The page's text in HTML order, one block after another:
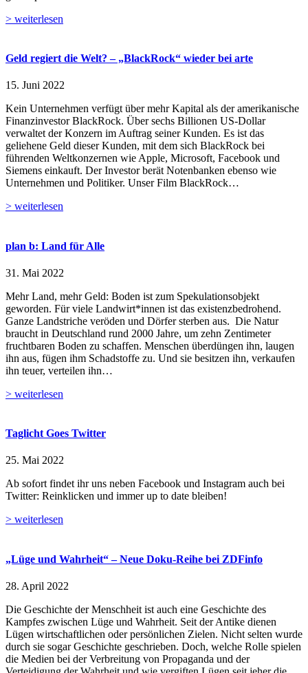
> weiterlesen
Geld regiert die Welt? – „BlackRock“ wieder bei arte
15. Juni 2022
Kein Unternehmen verfügt über mehr Kapital als der amerikanische
Finanzinvestor BlackRock. Über sechs Billionen US-Dollar
verwaltet der Konzern im Auftrag seiner Kunden. Es ist das
geliehene Geld dieser Kunden, mit dem sich BlackRock bei
führenden Weltkonzernen wie Apple, Microsoft, Facebook und
Siemens einkauft. Der Investor berät Notenbanken ebenso wie
Unternehmen und Politiker. Unser Film BlackRock…
> weiterlesen
plan b: Land für Alle
31. Mai 2022
Mehr Land, mehr Geld: Boden ist zum Spekulationsobjekt
geworden. Für viele Landwirt*innen ist das existenzbedrohend.
Ganze Landstriche veröden und Dörfer sterben aus. Die Natur
braucht in Deutschland rund 2000 Jahre, um zehn Zentimeter
fruchtbaren Boden zu schaffen. Menschen überdüngen ihn, laugen
ihn aus, fügen ihm Schadstoffe zu. Und sie besitzen ihn, verkaufen
ihn teuer, verteilen ihn…
> weiterlesen
Taglicht Goes Twitter
25. Mai 2022
Ab sofort findet ihr uns neben Facebook und Instagram auch bei
Twitter: Reinklicken und immer up to date bleiben!
> weiterlesen
„Lüge und Wahrheit“ – Neue Doku-Reihe bei ZDFinfo
28. April 2022
Die Geschichte der Menschheit ist auch eine Geschichte des
Kampfes zwischen Lüge und Wahrheit. Seit der Antike dienen
Lügen wirtschaftlichen oder persönlichen Zielen. Nicht selten wurde
durch sie sogar Geschichte geschrieben. Doch, welche Rolle spielen
die Medien bei der Verbreitung von Propaganda und der